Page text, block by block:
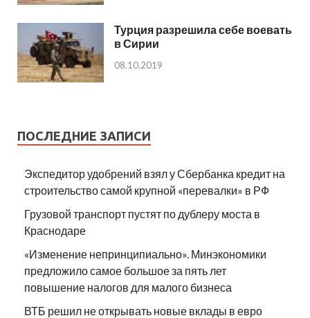
Турция разрешила себе воевать
в Сирии
08.10.2019
ПОСЛЕДНИЕ ЗАПИСИ
Экспедитор удобрений взял у Сбербанка кредит на
строительство самой крупной «перевалки» в РФ
Грузовой транспорт пустят по дублеру моста в
Краснодаре
«Изменение непринципиально». Минэкономики
предложило самое большое за пять лет
повышение налогов для малого бизнеса
ВТБ решил не открывать новые вклады в евро